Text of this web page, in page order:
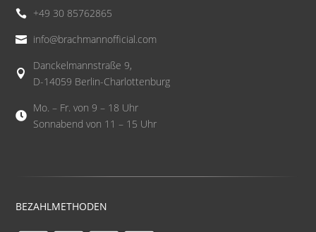
 +49 30 85762865
 info@brachmannofficial.com

Danckelmannstraße 9,
D-14059 Berlin-Charlottenburg

Mo. – Fr. von 9 – 18 Uhr
Sonnabend von 11 – 15 Uhr
BEZAHLMETHODEN